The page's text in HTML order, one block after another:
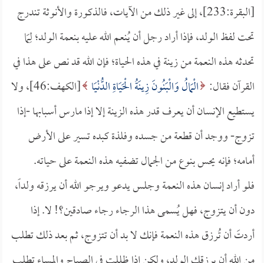
[البقرة:233]، إلى غير ذلك من الآيات، فالذكورة والأنوثة تندرج
تحت لفظ الولد، فإذا أراد رجل أن يُنعم الله عليه بنعمة الولد؛ لِمَا
تحدثه هذه النعمة من زينة في هذه الحياة؛ فإن الله قد نص على هذا في
القرآن فقال: الْمَالُ وَالْبَنُونَ زِينَةُ الْحَيَاةِ الدُّنْيَا
[الكهف:46]، ولا
يستطيع الإنسان أن يعرف قدر هذه الزينة إلا إذا مارس أسبابها -إذا
تزوج- ووجد أن قطعة من جسده وفلذة كبده تسير على الأرض
أمامه؛ فإنه يحس بنوع من الجمال تضفيه هذه النعمة على حياته.
فلو أراد إنسان هذه النعمة وجلس يدعو ويرجو الله أن يرزقه ولداً،
دون أن يتزوج، فهل يُسمى هذا الرجاء رجاء صادقين؟! لا. إذا
أردتَ أن تُرزق هذه النعمة فإنك لا بد أن تتزوج، ثم بعد ذلك تطلب